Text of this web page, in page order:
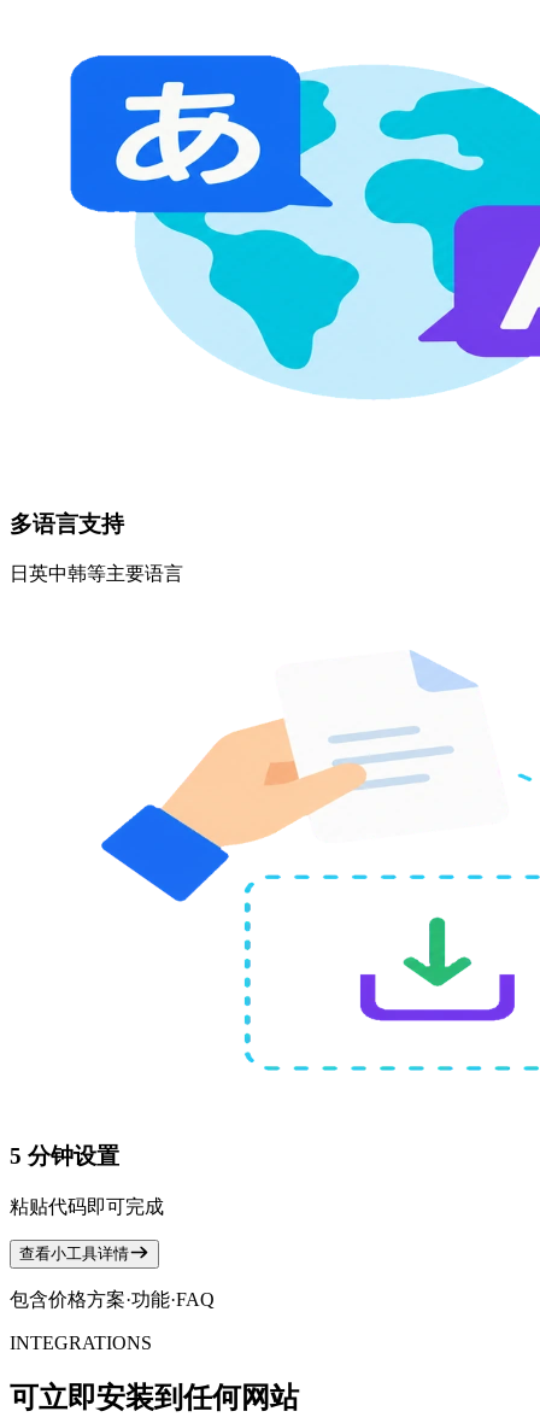
多语言支持
日英中韩等主要语言
5 分钟设置
粘贴代码即可完成
查看小工具详情
包含价格方案·功能·FAQ
INTEGRATIONS
可立即安装到任何网站